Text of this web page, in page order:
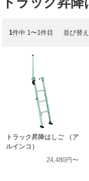
1件中 1〜1件目 並び替え
トラック昇降はしご （ア
ルインコ）
24,480円〜